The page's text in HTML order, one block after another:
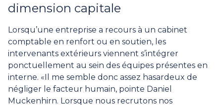
dimension capitale
Lorsqu’une entreprise a recours à un cabinet
comptable en renfort ou en soutien, les
intervenants extérieurs viennent s’intégrer
ponctuellement au sein des équipes présentes en
interne. «Il me semble donc assez hasardeux de
négliger le facteur humain, pointe Daniel
Muckenhirn. Lorsque nous recrutons nos